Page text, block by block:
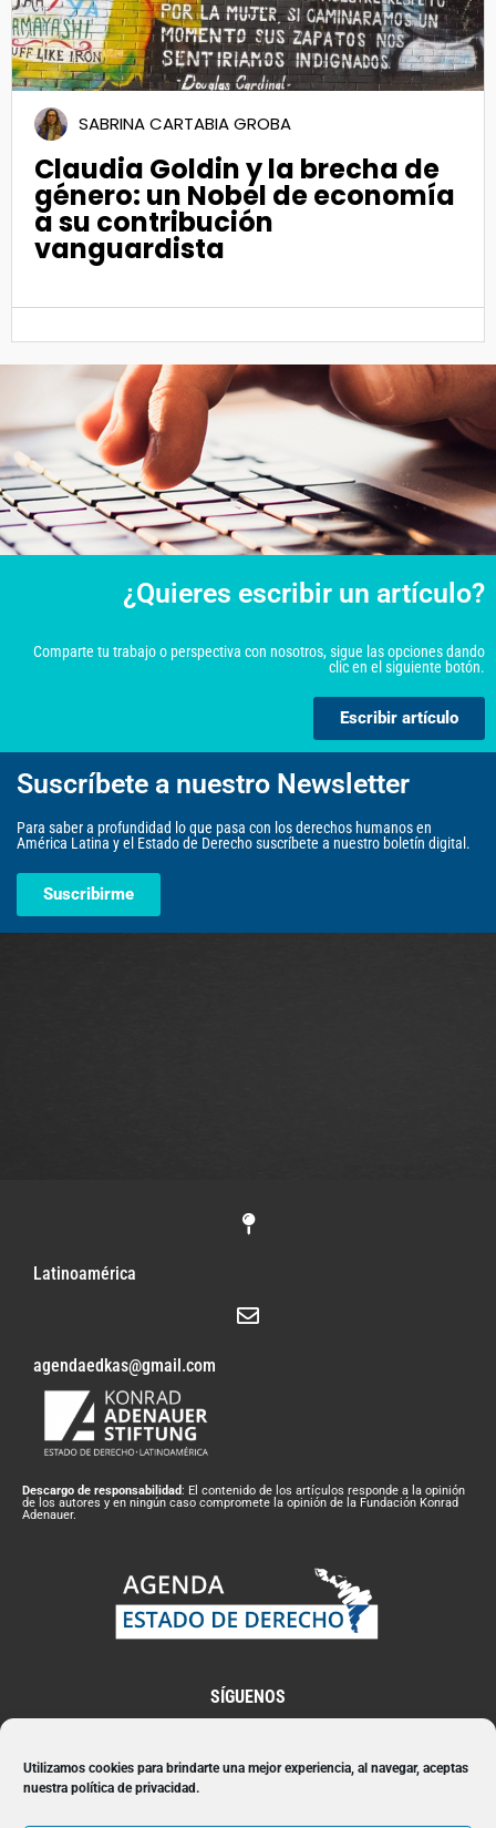
Utilizamos cookies para brindarte una mejor experiencia, al navegar, aceptas
nuestra política de privacidad.
SABRINA CARTABIA GROBA
Claudia Goldin y la brecha de
género: un Nobel de economía
a su contribución
vanguardista
¿Quieres escribir un artículo?
Comparte tu trabajo o perspectiva con nosotros, sigue las opciones dando
clic en el siguiente botón.
Escribir artículo
Suscríbete a nuestro Newsletter
Para saber a profundidad lo que pasa con los derechos humanos en
América Latina y el Estado de Derecho suscríbete a nuestro boletín digital.
Suscribirme
Latinoamérica
agendaedkas@gmail.com
Descargo de responsabilidad: El contenido de los artículos responde a la opinión
de los autores y en ningún caso compromete la opinión de la Fundación Konrad
Adenauer.
SÍGUENOS